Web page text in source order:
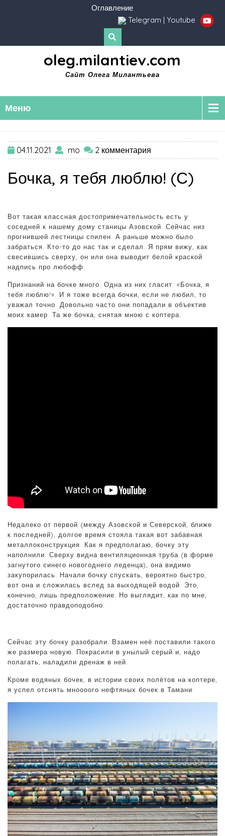
Оглавление
Telegram | Youtube
oleg.milantiev.com
Сайт Олега Милантьева
Меню
04.11.2021 mo 2 комментария
Бочка, я тебя люблю! (С)
Вот такая классная достопримечательность есть у
соседней к нашему дому станицы Азовской. Сейчас низ
прогнившей лестницы спилен. А раньше можно было
забраться. Кто-то до нас так и сделал. Я прям вижу, как
свесившись сверху, он или она выводит белой краской
надпись про любофф.
Признаний на бочке много. Одна из них гласит: «Бочка, я
тебя люблю!». И я тоже всегда бочки, если не любил, то
уважал точно. Довольно часто они попадали в объектив
моих камер. Та же бочка, снятая мною с коптера:
Недалеко от первой (между Азовской и Северской, ближе
к последней), долгое время стояла такая вот забавная
металлоконструкция. Как я предполагаю, бочку эту
наполнили. Сверху видна вентиляционная труба (в форме
загнутого синего новогоднего леденца), она видимо
закупорилась. Начали бочку спускать, вероятно быстро,
вот она и сложилась вслед за выходящей водой. Это,
конечно, лишь предположение. Но выглядит, как по мне,
достаточно правдоподобно:
Сейчас эту бочку разобрали. Взамен неё поставили такого
же размера новую. Покрасили в унылый серый и, надо
полагать, наладили дренаж в ней.
Кроме водяных бочек, в истории своих полётов на коптере,
я успел отснять мноооого нефтяных бочек в Тамани: